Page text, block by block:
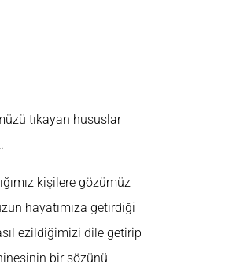
tıkayan hususlar
kişilere gözümüz
hayatımıza getirdiği
ezildiğimizi dile getirip
bir sözünü